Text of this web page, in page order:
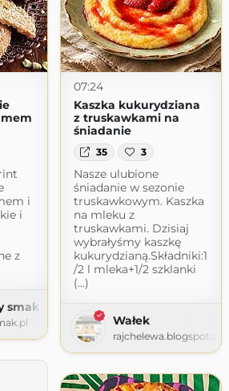
i
i
z
smak
07:24
Kaszka kukurydziana
z truskawkami na
śniadanie
35 3
Nasze ulubione
śniadanie w sezonie
truskawkowym. Kaszka
na mleku z
truskawkami. Dzisiaj
wybrałyśmy kaszkę
kukurydzianą.Składniki:1
/2 l mleka+1/2 szklanki
(...)
Wałek
rajchelewa.blogspot.com